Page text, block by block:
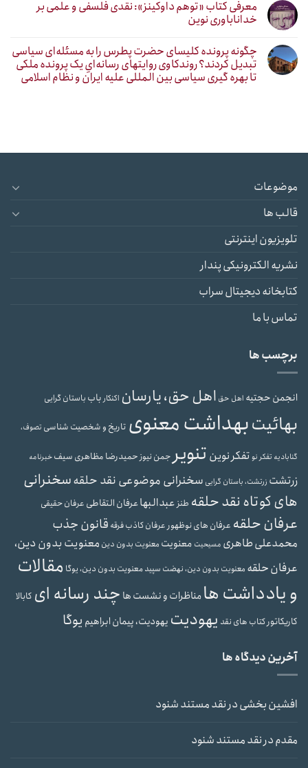
معرفی کتاب «توهم داوکینز»: نقدی فلسفی و علمی بر
خداناباوری نوین
چگونه پرونده کلیسای حضرت پطرس را به مسئله‌ای سیاسی
تبدیل کردند؟ روندکاوی روایتهای رسانه‌ایِ یک پرونده ملکی
تا بهره گیری سیاسی بین المللی علیه ایران و نظام اسلامی
موضوعات
قالب ها
تلویزیون اینترنتی
نشریه الکترونیکی پندار
کتابخانه دیجیتال سراب
تماس با ما
برچسب ها
انجمن حجتیه اهل حق اهل حق، یارسان اکنکارباب باستان گرایی
بهائیتبهداشت معنوی تاریخ و شخصیت شناسی تصوف،
گنابادیه تفکر نوتفکر نوین تنویر جمن نیوزحمیدرضا مظاهری سیفخبرنامه
زرتشت زرتشت، باستان گرایی سخنرانی موضوعی نقد حلقهسخنرانی
های کوتاه نقد حلقه طنزعبدالبهاعرفان التقاطی عرفان حقیقی
عرفان حلقه عرفان های نوظهور عرفان کاذبفرقه قانون جذب
محمدعلی طاهری مسیحیت معنویت معنویت بدون دین معنویت بدون دین،
عرفان حلقه معنویت بدون دین، نهضت سپیدمعنویت بدون دین، یوگا مقالات
و یادداشت هامناظرات و نشست ها چند رسانه ای کابالا
کاریکاتور کتاب های نقد یهودیت یهودیت، پیمان ابراهیم یوگا
آخرین دیدگاه ها
افشین بخشیدرنقد مستند شنود
مقدمدرنقد مستند شنود